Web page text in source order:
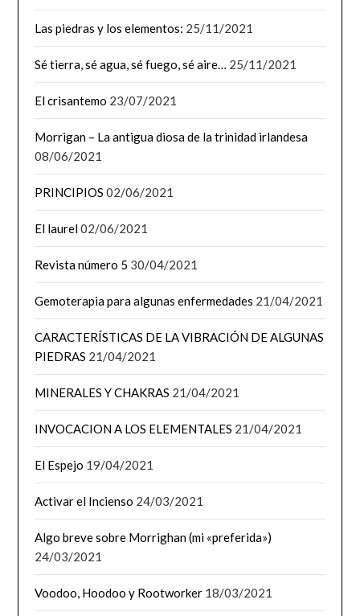
Las piedras y los elementos: 25/11/2021
Sé tierra, sé agua, sé fuego, sé aire… 25/11/2021
El crisantemo 23/07/2021
Morrigan – La antigua diosa de la trinidad irlandesa
08/06/2021
PRINCIPIOS 02/06/2021
El laurel02/06/2021
Revista número 5 30/04/2021
Gemoterapia para algunas enfermedades 21/04/2021
CARACTERÍSTICAS DE LA VIBRACIÓN DE ALGUNAS
PIEDRAS 21/04/2021
MINERALES Y CHAKRAS 21/04/2021
INVOCACION A LOS ELEMENTALES 21/04/2021
El Espejo 19/04/2021
Activar el Incienso 24/03/2021
Algo breve sobre Morrighan (mi «preferida»)
24/03/2021
Voodoo, Hoodoo y Rootworker 18/03/2021